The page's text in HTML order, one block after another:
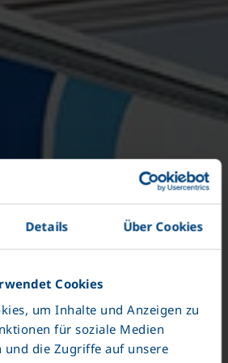
Details Über Cookies
Cookies
um Inhalte und Anzeigen zu
für soziale Medien
und die Zugriffe auf unsere